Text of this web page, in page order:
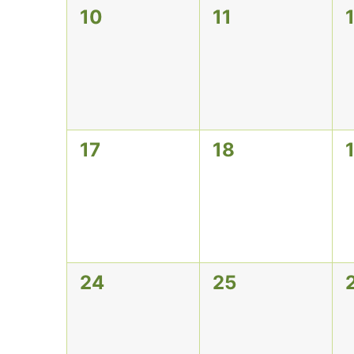
0
10
0
11
0
17
0
18
0
24
0
25